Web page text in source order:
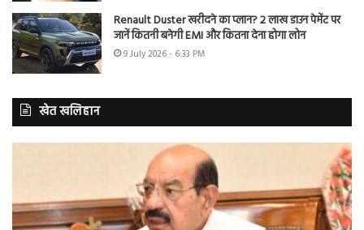
Renault Duster खरीदने का प्लान? 2 लाख डाउन पेमेंट पर
जानें कितनी बनेगी EMI और कितना देना होगा लोन
9 July 2026 - 6:33 PM
खेत खलिहान